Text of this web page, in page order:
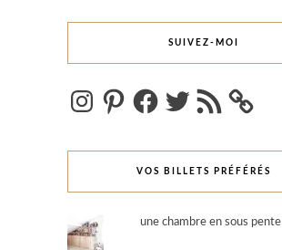
SUIVEZ-MOI
InstagramPinterestFacebookTwitterFlux
RSS
VOS BILLETS PRÉFÉRÉS
une chambre en sous pente